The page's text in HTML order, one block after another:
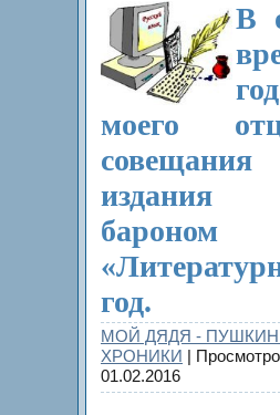
В
моего
издания
бароном
год.
МОЙ ДЯДЯ -
ХРОНИКИ |
01.02.2016